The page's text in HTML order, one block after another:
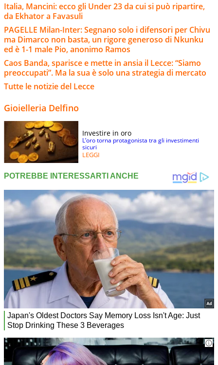
Italia, Mancini: ecco gli Under 23 da cui si può ripartire,
da Ekhator a Favasuli
PAGELLE Milan-Inter: Segnano solo i difensori per Chivu
ma Dimarco non basta, un rigore generoso di Nkunku
ed è 1-1 male Pio, anonimo Ramos
Caos Banda, sparisce e mette in ansia il Lecce: “Siamo
preoccupati”. Ma la sua è solo una strategia di mercato
Tutte le notizie del Lecce
Gioielleria Delfino
Investire in oro
L’oro torna protagonista tra gli investimenti
sicuri
LEGGI